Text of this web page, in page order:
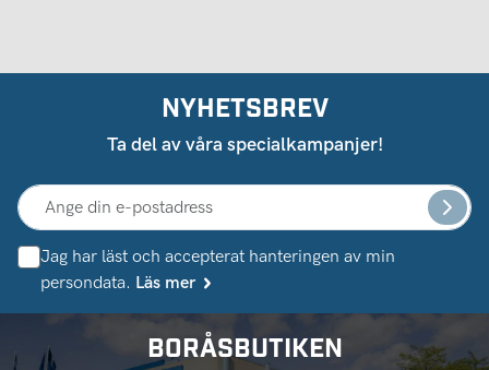
NYHETSBREV
Ta del av våra specialkampanjer!
Jag har läst och accepterat hanteringen av min
persondata. Läs mer
BORÅSBUTIKEN